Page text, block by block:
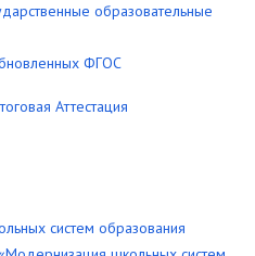
образовательные
ФГОС
Аттестация
систем образования